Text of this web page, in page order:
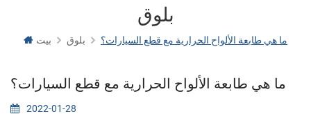
بلوق
بيت بلوق ما هي طابعة الألواح الحرارية مع قطع السيارات؟
ما هي طابعة الألواح الحرارية مع قطع السيارات؟
2022-01-28